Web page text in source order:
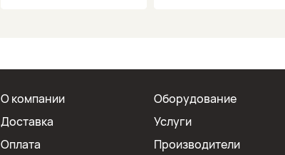
О компании
Доставка
Оплата
Оборудование
Услуги
Производители